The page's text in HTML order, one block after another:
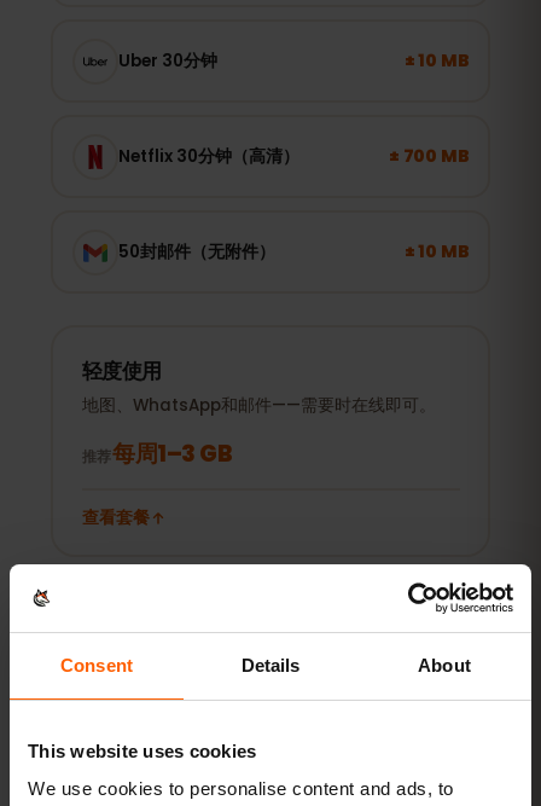
Consent Details About
This website uses cookies
We use cookies to personalise content and ads, to
Uber 30分钟 ± 10 MB
Netflix 30分钟（高清） ± 700 MB
50封邮件（无附件） ± 10 MB
轻度使用
地图、WhatsApp和邮件——需要时在线即可。
推荐每周1–3 GB
查看套餐
热门
再加上社交媒体、音乐串流和照片分享。
每月5–10 GB